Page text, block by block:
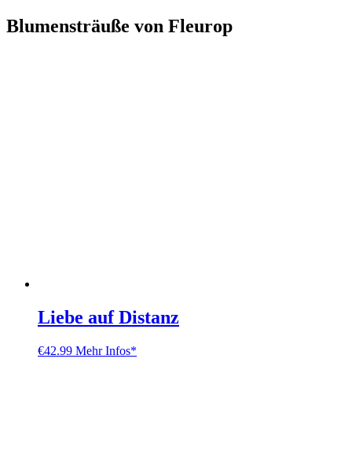
Blumensträuße von Fleurop
Liebe auf Distanz
€42.99 Mehr Infos*